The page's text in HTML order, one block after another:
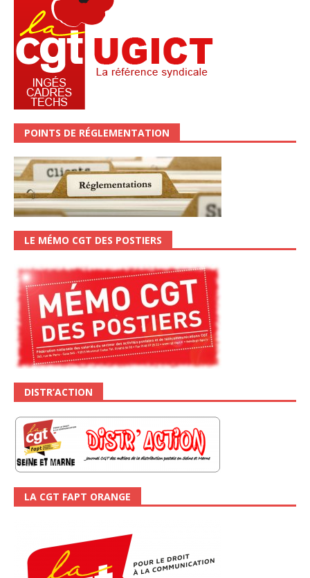
POINTS DE RÉGLEMENTATION
LE MÉMO CGT DES POSTIERS
DISTR’ACTION
LA CGT FAPT ORANGE